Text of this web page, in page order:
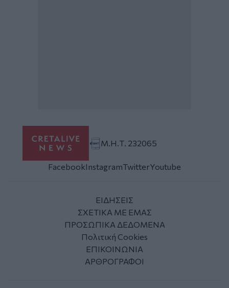
Μ.Η.Τ. 232065
FacebookInstagramTwitterYoutube
ΕΙΔΗΣΕΙΣ
ΣΧΕΤΙΚΑ ΜΕ ΕΜΑΣ
ΠΡΟΣΩΠΙΚΑ ΔΕΔΟΜΕΝΑ
Πολιτική Cookies
ΕΠΙΚΟΙΝΩΝΙΑ
ΑΡΘΡΟΓΡΑΦΟΙ